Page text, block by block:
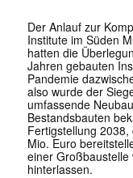
Der Anlauf zur
Institute im Süden
hatten die
Jahren gebauten
Pandemie
also wurde der
umfassende
Bestandsbauten
Fertigstellung
Mio. Euro
einer Großbaustelle
hinterlassen.